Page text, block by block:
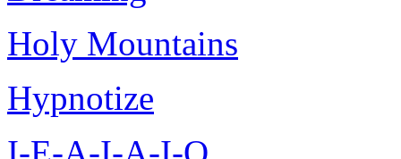
Holy Mountains
Hypnotize